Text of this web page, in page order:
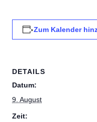
Zum Kalender
DETAILS
Datum:
9. August
Zeit: